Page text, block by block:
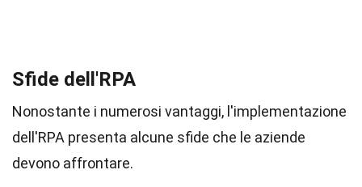
Sfide dell'RPA
Nonostante i numerosi vantaggi, l'implementazione
dell'RPA presenta alcune sfide che le aziende
devono affrontare.